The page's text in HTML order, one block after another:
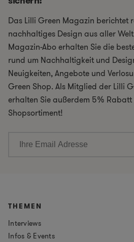
Das Lilli Green Magazin berichtet
nachhaltiges Design aus aller
Magazin-Abo erhalten Sie die
rund um Nachhaltigkeit und
Neuigkeiten, Angebote und
Green Shop. Als Mitglied der Lilli
erhalten Sie außerdem 5%
Shopsortiment!
THEMEN
Interviews
Infos & Events